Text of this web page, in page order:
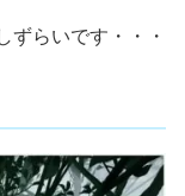
ずらいです・・・